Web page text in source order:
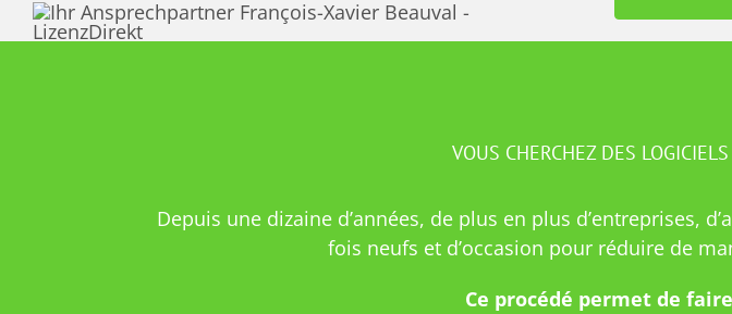
VOUS CHERCHEZ DES
Depuis une dizaine d’années, de plus en plus d’entreprises,
fois neufs et d’occasion pour réduire de
Ce procédé permet de